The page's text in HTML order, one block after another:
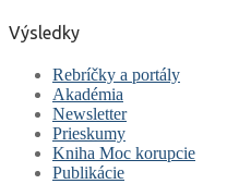
Výsledky
Rebríčky a portály
Akadémia
Newsletter
Prieskumy
Kniha Moc korupcie
Publikácie